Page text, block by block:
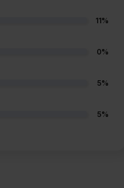
11%
0%
5%
5%